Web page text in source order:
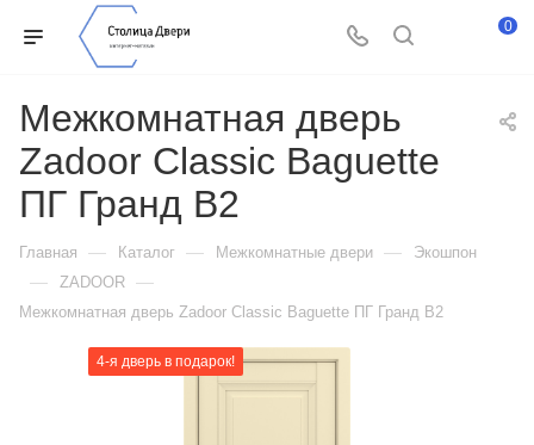
0
Межкомнатная дверь
Zadoor Classic Baguette
ПГ Гранд В2
Главная — Каталог — Межкомнатные двери — Экошпон
— ZADOOR —
Межкомнатная дверь Zadoor Classic Baguette ПГ Гранд В2
4-я дверь в подарок!